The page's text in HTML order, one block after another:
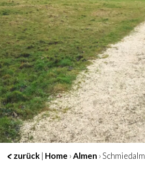
zurück | Home ›Almen › Schmiedalm